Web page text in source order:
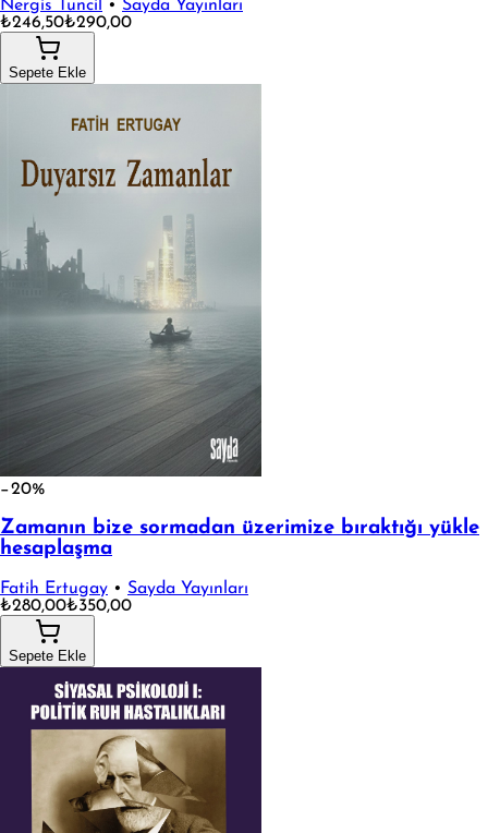
Nergis Tuncil • Sayda Yayınları
₺246,50₺290,00
Sepete Ekle
−20%
Zamanın bize sormadan üzerimize bıraktığı yükle
hesaplaşma
Fatih Ertugay • Sayda Yayınları
₺280,00₺350,00
Sepete Ekle